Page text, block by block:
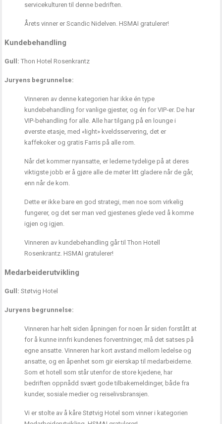
servicekulturen til denne bedriften.
Årets vinner er Scandic Nidelven. HSMAI gratulerer!
Kundebehandling
Gull: Thon Hotel Rosenkrantz
Juryens begrunnelse:
Vinneren av denne kategorien har ikke én type
kundebehandling for vanlige gjester, og én for VIP-er. De har
VIP-behandling for alle. Alle har tilgang på en lounge i
øverste etasje, med «light» kveldsservering, det er
kaffekoker og gratis Farris på alle rom.
Når det kommer nyansatte, er lederne tydelige på at deres
viktigste jobb er å gjøre alle de møter litt gladere når de går,
enn når de kom.
Dette er ikke bare en god strategi, men noe som virkelig
fungerer, og det ser man ved gjestenes glede ved å komme
igjen og igjen.
Vinneren av kundebehandling går til Thon Hotell
Rosenkrantz. HSMAI gratulerer!
Medarbeiderutvikling
Gull: Støtvig Hotel
Juryens begrunnelse:
Vinneren har helt siden åpningen for noen år siden forstått at
for å kunne innfri kundenes forventninger, må det satses på
egne ansatte. Vinneren har kort avstand mellom ledelse og
ansatte, og en åpenhet som gir eierskap til medarbeiderne.
Som et hotell som står utenfor de store kjedene, har
bedriften oppnådd svært gode tilbakemeldinger, både fra
kunder, sosiale medier og reiselivsbransjen.
Vi er stolte av å kåre Støtvig Hotel som vinner i kategorien